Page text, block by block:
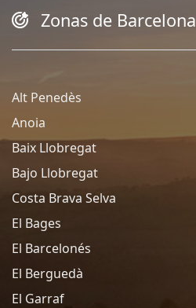
Zonas de Barcelona
Alt Penedès
Anoia
Baix Llobregat
Bajo Llobregat
Costa Brava Selva
El Bages
El Barcelonés
El Berguedà
El Garraf